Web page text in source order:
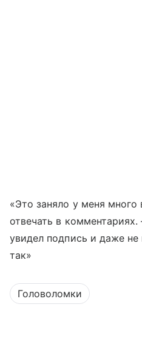
«Это заняло у меня
отвечать в
увидел подпись и даже не
так»
Головоломки